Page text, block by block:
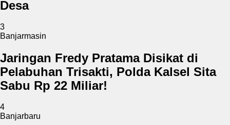
Desa
3
Banjarmasin
Jaringan Fredy Pratama Disikat di
Pelabuhan Trisakti, Polda Kalsel Sita
Sabu Rp 22 Miliar!
4
Banjarbaru